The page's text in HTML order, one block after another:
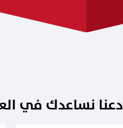
دعنا نساعدك في